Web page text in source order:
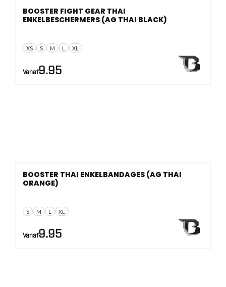
XS S M L XL
BOOSTER FIGHT GEAR THAI
ENKELBESCHERMERS (AG THAI BLACK)
Vanaf9.95
S M L XL
BOOSTER THAI ENKELBANDAGES (AG THAI
ORANGE)
Vanaf9.95